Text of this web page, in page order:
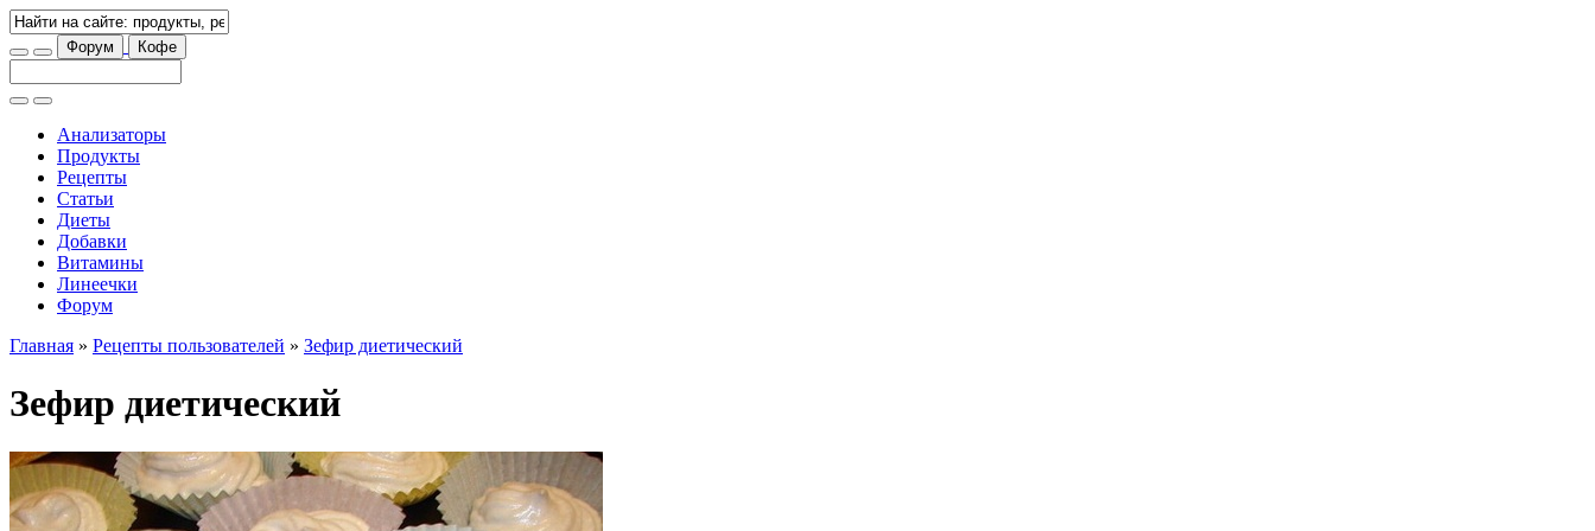
Форум Кофе
Анализаторы
Продукты
Рецепты
Статьи
Диеты
Добавки
Витамины
Линеечки
Форум
Главная » Рецепты пользователей » Зефир диетический
Зефир диетический